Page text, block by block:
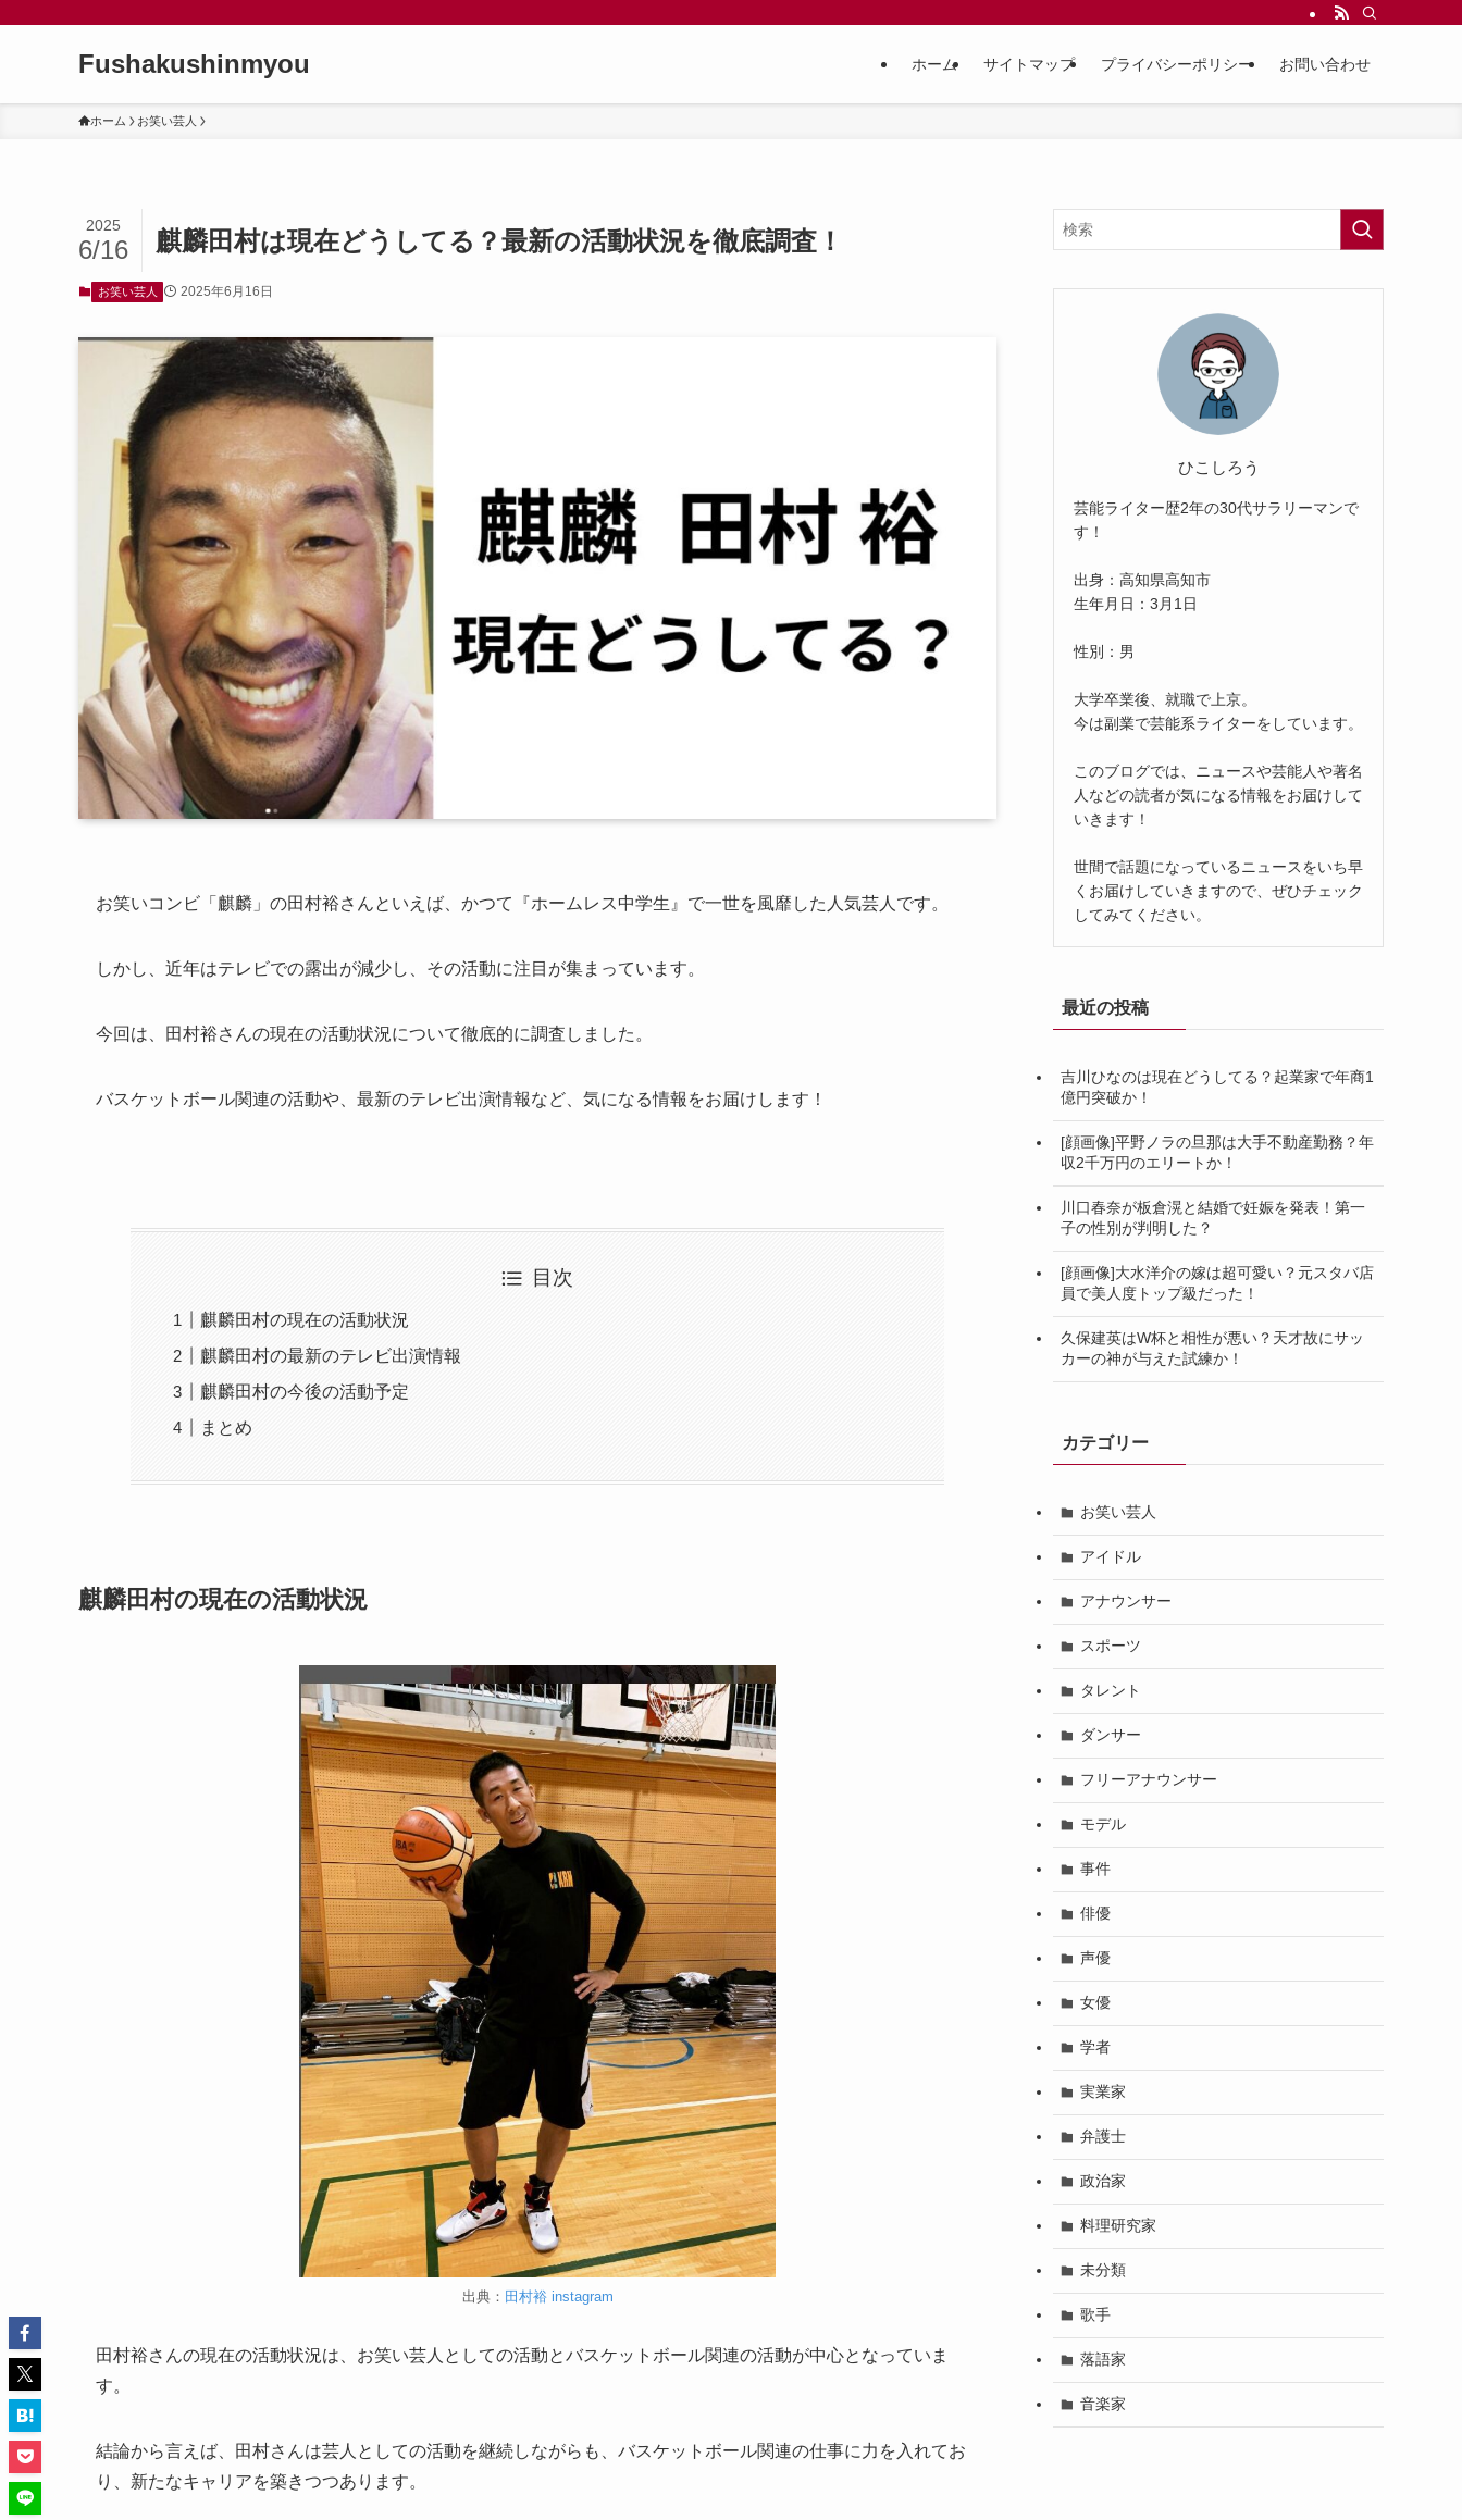
Fushakushinmyou ホーム サイトマップ プライバシーポリシー お問い合わせ
ホーム お笑い芸人
麒麟田村は現在どうしてる？最新の活動状況を徹底調査！
2025
6/16
お笑い芸人 2025年6月16日
お笑いコンビ「麒麟」の田村裕さんといえば、かつて『ホームレス中学生』で一世を風靡した人気芸人です。
しかし、近年はテレビでの露出が減少し、その活動に注目が集まっています。
今回は、田村裕さんの現在の活動状況について徹底的に調査しました。
バスケットボール関連の活動や、最新のテレビ出演情報など、気になる情報をお届けします！
目次
麒麟田村の現在の活動状況
麒麟田村の最新のテレビ出演情報
麒麟田村の今後の活動予定
まとめ
麒麟田村の現在の活動状況
出典： 田村裕 instagram
田村裕さんの現在の活動状況は、お笑い芸人としての活動とバスケットボール関連の活動が中心となっていま
す。
結論から言えば、田村さんは芸人としての活動を継続しながらも、バスケットボール関連の仕事に力を入れてお
り、新たなキャリアを築きつつあります。
ひこしろう
芸能ライター歴2年の30代サラリーマンで
す！
出身：高知県高知市
生年月日：3月1日
性別：男
大学卒業後、就職で上京。
今は副業で芸能系ライターをしています。
このブログでは、ニュースや芸能人や著名
人などの読者が気になる情報をお届けして
いきます！
世間で話題になっているニュースをいち早
くお届けしていきますので、ぜひチェック
してみてください。
最近の投稿
吉川ひなのは現在どうしてる？起業家で年商1
億円突破か！
[顔画像]平野ノラの旦那は大手不動産勤務？年
収2千万円のエリートか！
川口春奈が板倉滉と結婚で妊娠を発表！第一
子の性別が判明した？
[顔画像]大水洋介の嫁は超可愛い？元スタバ店
員で美人度トップ級だった！
久保建英はW杯と相性が悪い？天才故にサッ
カーの神が与えた試練か！
カテゴリー
お笑い芸人
アイドル
アナウンサー
スポーツ
タレント
ダンサー
フリーアナウンサー
モデル
事件
俳優
声優
女優
学者
実業家
弁護士
政治家
料理研究家
未分類
歌手
落語家
音楽家